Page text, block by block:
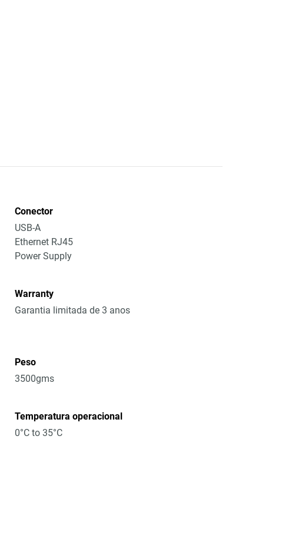
Conector
USB-A
Ethernet RJ45
Power Supply
Warranty
Garantia limitada de 3 anos
Peso
3500gms
Temperatura operacional
0°C to 35°C